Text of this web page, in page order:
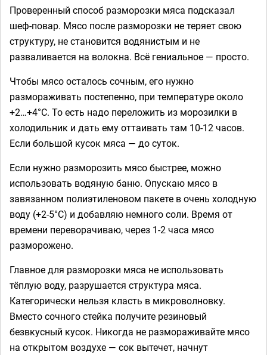
Проверенный способ разморозки мяса подсказал
шеф-повар. Мясо после разморозки не теряет свою
структуру, не становится водянистым и не
разваливается на волокна. Всё гениальное — просто.
Чтобы мясо осталось сочным, его нужно
размораживать постепенно, при температуре около
+2…+4°C. То есть надо переложить из морозилки в
холодильник и дать ему оттаивать там 10-12 часов.
Если большой кусок мяса — до суток.
Если нужно разморозить мясо быстрее, можно
использовать водяную баню. Опускаю мясо в
завязанном полиэтиленовом пакете в очень холодную
воду (+2-5°C) и добавляю немного соли. Время от
времени переворачиваю, через 1-2 часа мясо
разморожено.
Главное для разморозки мяса не использовать
тёплую воду, разрушается структура мяса.
Категорически нельзя класть в микроволновку.
Вместо сочного стейка получите резиновый
безвкусный кусок. Никогда не размораживайте мясо
на открытом воздухе — сок вытечет, начнут